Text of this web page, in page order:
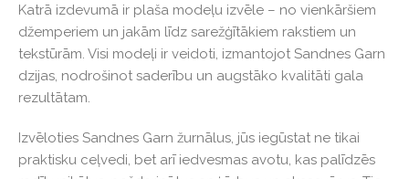
Katrā izdevumā ir plaša modeļu izvēle – no vienkāršiem
džemperiem un jakām līdz sarežģītākiem rakstiem un
tekstūrām. Visi modeļi ir veidoti, izmantojot Sandnes Garn
dzijas, nodrošinot saderību un augstāko kvalitāti gala
rezultātam.
Izvēloties Sandnes Garn žurnālus, jūs iegūstat ne tikai
praktisku ceļvedi, bet arī iedvesmas avotu, kas palīdzēs